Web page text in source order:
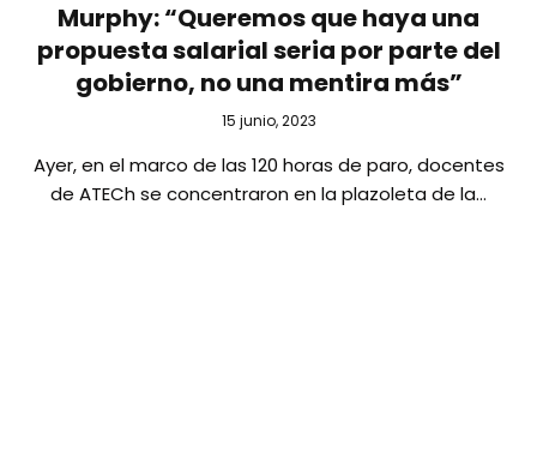
Murphy: “Queremos que haya una
propuesta salarial seria por parte del
gobierno, no una mentira más”
15 junio, 2023
Ayer, en el marco de las 120 horas de paro, docentes
de ATECh se concentraron en la plazoleta de la…